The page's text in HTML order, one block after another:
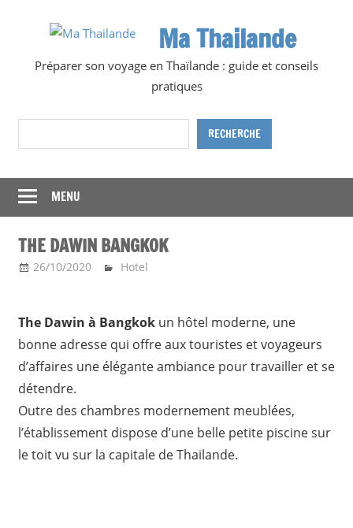
Ma Thailande
Préparer son voyage en Thaïlande : guide et conseils
pratiques
Rechercher
RECHERCHE
MENU
THE DAWIN BANGKOK
26/10/2020 Ma Thailande
Hotel
The Dawin à Bangkokun hôtel moderne, une
bonne adresse qui offre aux touristes et voyageurs
d’affaires une élégante ambiance pour travailler et se
détendre.
Outre des chambres modernement meublées,
l’établissement dispose d’une belle petite piscine sur
le toit vu sur la capitale de Thailande.